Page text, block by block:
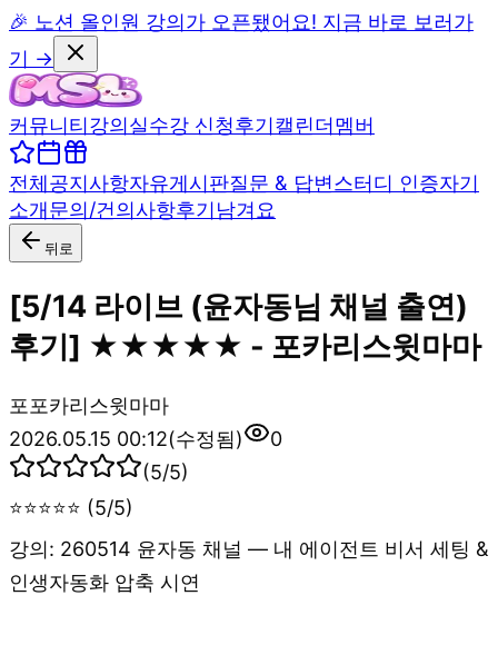
🎉 노션 올인원 강의가 오픈됐어요! 지금 바로 보러가
기 →
커뮤니티강의실수강 신청후기캘린더멤버
전체공지사항자유게시판질문 & 답변스터디 인증자기
소개문의/건의사항후기남겨요
뒤로
[5/14 라이브 (윤자동님 채널 출연)
후기] ★★★★★ - 포카리스윗마마
포포카리스윗마마
2026.05.15 00:12(수정됨)
0
(5/5)
⭐⭐⭐⭐⭐ (5/5)
강의: 260514 윤자동 채널 — 내 에이전트 비서 세팅 &
인생자동화 압축 시연